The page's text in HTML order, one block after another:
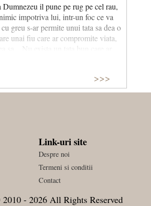
Dumnezeu il pune pe rug pe cel rau,
impotriva lui, intr-un foc ce va
greu s-ar permite unui tata sa dea o
unai fiu care ar compromite viata,
sa…Nu exista un tata bun care ar
cu tatal nostru din ceruri.
>>>
Link-uri site
Despre noi
Termeni si conditii
Contact
- 2026 All Rights Reserved